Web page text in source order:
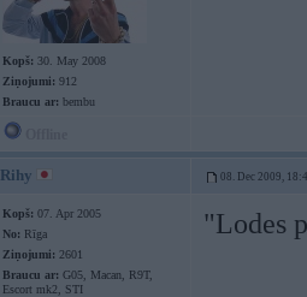
Kopš: 30. May 2008
Ziņojumi: 912
Braucu ar: bembu
Rihy 08. Dec 2009,
Kopš: 07. Apr 2005
No: Rīga
Ziņojumi: 2601
Braucu ar: G05, Macan, R9T,
Escort mk2, STI
"Lodes